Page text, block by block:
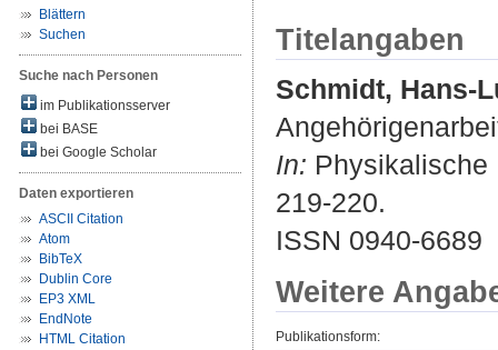
Blättern
Suchen
Suche nach Personen
im Publikationsserver
bei BASE
bei Google Scholar
Daten exportieren
ASCII Citation
Atom
BibTeX
Dublin Core
EP3 XML
EndNote
HTML Citation
Titelangaben
Schmidt, Hans-
In: Physikalische
219-220.
ISSN 0940-6689
Weitere
Publikationsform: